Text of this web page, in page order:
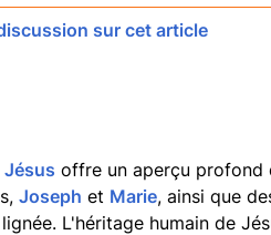
sur cet article
Jésus offre un aperçu profond
Joseph et Marie, ainsi que
L'héritage humain de